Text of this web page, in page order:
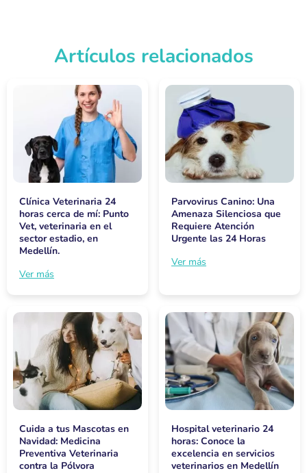
Artículos relacionados
Clínica Veterinaria 24
horas cerca de mí: Punto
Vet, veterinaria en el
sector estadio, en
Medellín.
Ver más
Parvovirus Canino: Una
Amenaza Silenciosa que
Requiere Atención
Urgente las 24 Horas
Ver más
Cuida a tus Mascotas en
Navidad: Medicina
Preventiva Veterinaria
contra la Pólvora
Hospital veterinario 24
horas: Conoce la
excelencia en servicios
veterinarios en Medellín